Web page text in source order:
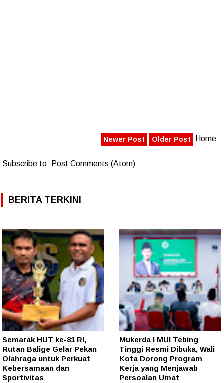
Newer Post Older Post Home
Subscribe to: Post Comments (Atom)
BERITA TERKINI
Semarak HUT ke-81 RI,
Rutan Balige Gelar Pekan
Olahraga untuk Perkuat
Kebersamaan dan
Sportivitas
Mukerda I MUI Tebing
Tinggi Resmi Dibuka, Wali
Kota Dorong Program
Kerja yang Menjawab
Persoalan Umat